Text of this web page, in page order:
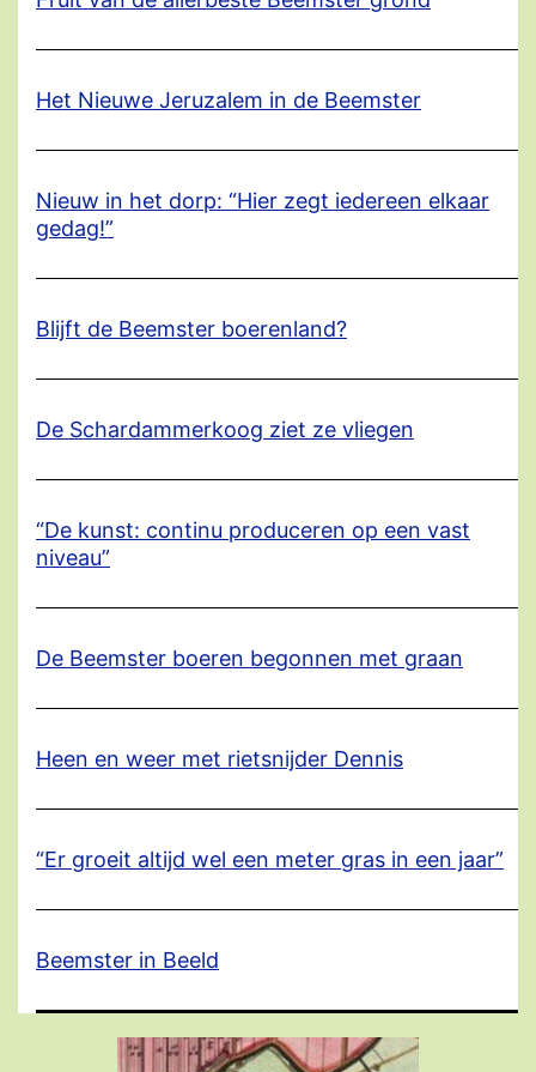
Het Nieuwe Jeruzalem in de Beemster
Nieuw in het dorp: “Hier zegt iedereen elkaar
gedag!”
Blijft de Beemster boerenland?
De Schardammerkoog ziet ze vliegen
“De kunst: continu produceren op een vast
niveau”
De Beemster boeren begonnen met graan
Heen en weer met rietsnijder Dennis
“Er groeit altijd wel een meter gras in een jaar”
Beemster in Beeld